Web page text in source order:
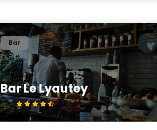
Bar Le Lyautey
4.8/5
Bar